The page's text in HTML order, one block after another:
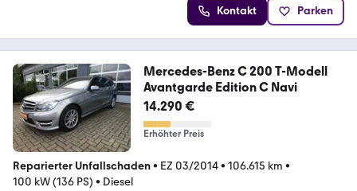
Kontakt Parken
Mercedes-Benz C 200 T-Modell
Avantgarde Edition C Navi
14.290 €
Erhöhter Preis
Reparierter Unfallschaden• EZ 03/2014• 106.615 km •
100 kW (136 PS) • Diesel